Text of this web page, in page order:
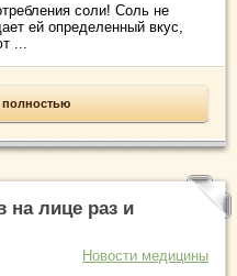
соли! Соль не
ей определенный вкус,
...
полностью
на лице раз и
Новости медицины